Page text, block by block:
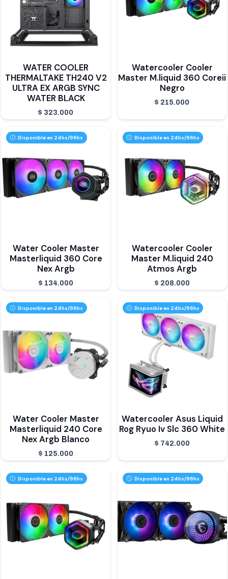
WATER COOLER
THERMALTAKE TH240 V2
ULTRA EX ARGB SYNC
WATER BLACK
$ 323.000
Watercooler Cooler
Master M.liquid 360 Coreii
Negro
$ 215.000
Disponible en 24hs/96hs
Water Cooler Master
Masterliquid 360 Core
Nex Argb
$ 134.000
Disponible en 24hs/96hs
Watercooler Cooler
Master M.liquid 240
Atmos Argb
$ 208.000
Disponible en 24hs/96hs
Water Cooler Master
Masterliquid 240 Core
Nex Argb Blanco
$ 125.000
Disponible en 24hs/96hs
Watercooler Asus Liquid
Rog Ryuo Iv Slc 360 White
$ 742.000
Disponible en 24hs/96hs Disponible en 24hs/96hs